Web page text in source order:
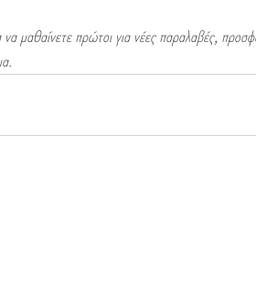
μαθαίνετε πρώτοι για νέες παραλαβές,